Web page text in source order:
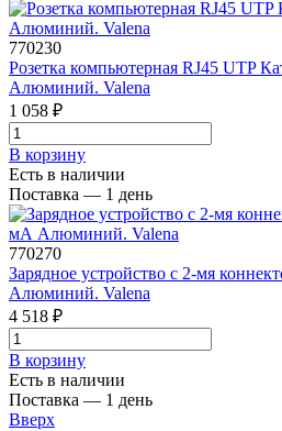
770230
Розетка компьютерная RJ45 UTP
Алюминий. Valena
1 058 ₽
В корзинy
Есть в наличии
Поставка — 1 день
770270
Зарядное устройство с 2-мя
Алюминий. Valena
4 518 ₽
В корзинy
Есть в наличии
Поставка — 1 день
Вверх